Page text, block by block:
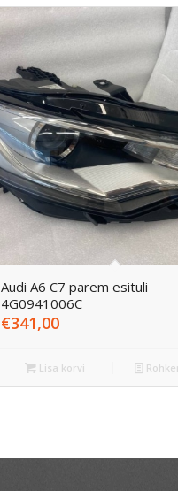
Audi A6 C7 parem esituli
4G0941006C
€341,00
Lisa korvi